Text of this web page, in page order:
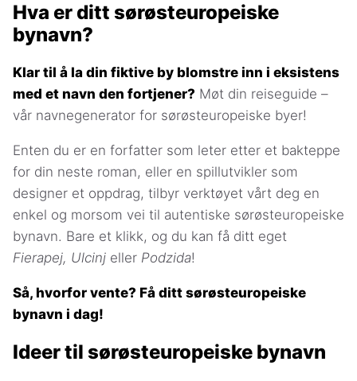
Hva er ditt sørøsteuropeiske
bynavn?
Klar til å la din fiktive by blomstre inn i eksistens
med et navn den fortjener? Møt din reiseguide –
vår navnegenerator for sørøsteuropeiske byer!
Enten du er en forfatter som leter etter et bakteppe
for din neste roman, eller en spillutvikler som
designer et oppdrag, tilbyr verktøyet vårt deg en
enkel og morsom vei til autentiske sørøsteuropeiske
bynavn. Bare et klikk, og du kan få ditt eget
Fierapej, Ulcinj eller Podzida!
Så, hvorfor vente? Få ditt sørøsteuropeiske
bynavn i dag!
Ideer til sørøsteuropeiske bynavn